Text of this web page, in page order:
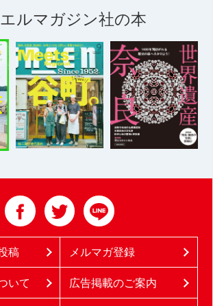
エルマガジン社の本
稿 メルマガ登録
いて 広告掲載のご案内